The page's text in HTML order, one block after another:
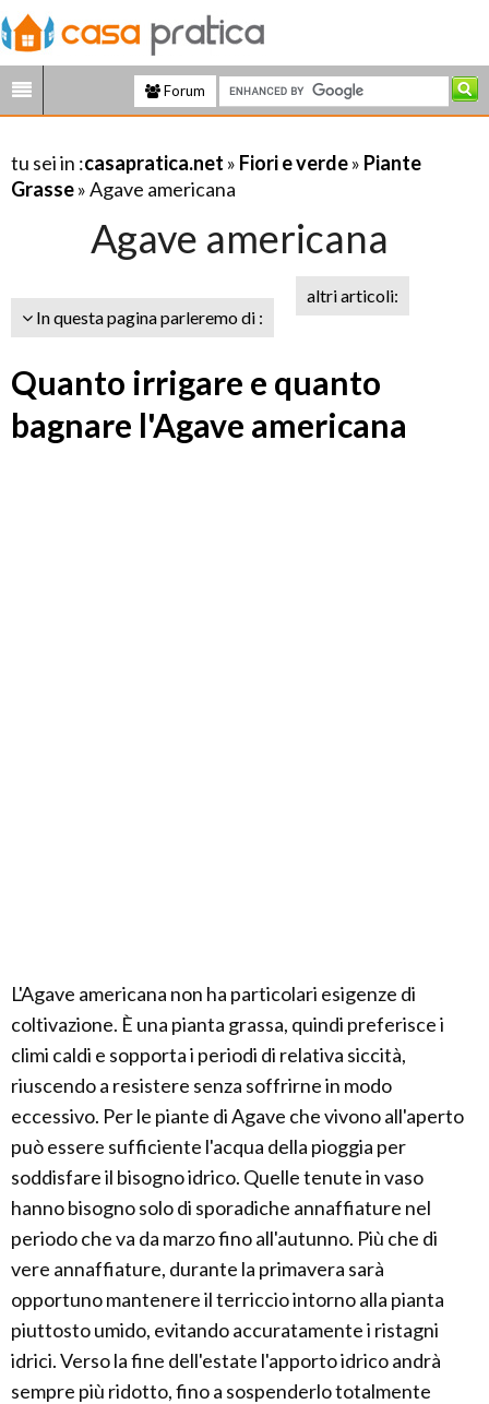
Forum
tu sei in :casapratica.net » Fiori e verde» Piante
Grasse» Agave americana
Agave americana
In questa pagina parleremo di :
altri articoli:
Quanto irrigare e quanto
bagnare l'Agave americana
L'Agave americana non ha particolari esigenze di
coltivazione. È una pianta grassa, quindi preferisce i
climi caldi e sopporta i periodi di relativa siccità,
riuscendo a resistere senza soffrirne in modo
eccessivo. Per le piante di Agave che vivono all'aperto
può essere sufficiente l'acqua della pioggia per
soddisfare il bisogno idrico. Quelle tenute in vaso
hanno bisogno solo di sporadiche annaffiature nel
periodo che va da marzo fino all'autunno. Più che di
vere annaffiature, durante la primavera sarà
opportuno mantenere il terriccio intorno alla pianta
piuttosto umido, evitando accuratamente i ristagni
idrici. Verso la fine dell'estate l'apporto idrico andrà
sempre più ridotto, fino a sospenderlo totalmente